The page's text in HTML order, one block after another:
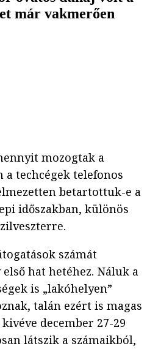
már vakmerően
mozogtak a
techcégek telefonos
betartottuk-e a
időszakban, különös
számát
hat hetéhez. Náluk a
is „lakóhelyen”
talán ezért is magas
december 27-29
látszik a számaikból,